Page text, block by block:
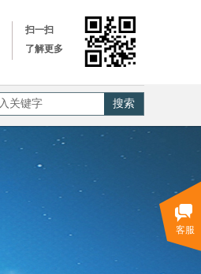
扫一扫
了解更多
搜索
客服